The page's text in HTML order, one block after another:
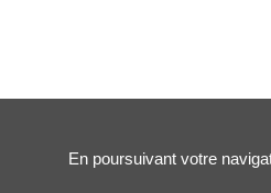
En poursuivant votre